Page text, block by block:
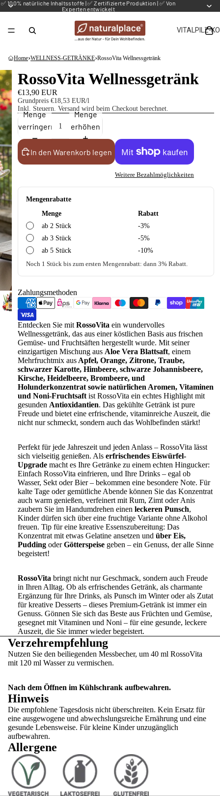
✅ 100% natürliche Inhaltsstoffe | ✅ Zertifizierte Produktion | ✅ Von
Experten entwickelt
VITALPILZ-
Home›WELLNESS-GETRÄNKE›RossoVita Wellnessgetränk
RossoVita Wellnessgetränk
€13,90 EUR
Grundpreis €18,53 EUR/l
Inkl. Steuern. Versand wird beim Checkout berechnet.
Menge
verringern
Menge
erhöhen
In den Warenkorb legen
Weitere Bezahlmöglichkeiten
Mengenrabatte
Menge
Rabatt
ab 2 Stück
-3%
ab 3 Stück
-5%
ab 5 Stück
-10%
Noch 1 Stück bis zum ersten Mengenrabatt: dann 3% Rabatt.
Zahlungsmethoden
Entdecken Sie mit RossoVita ein wundervolles
Wellnessgetränk, das aus einer köstlichen Basis aus frischen
Gemüse- und Fruchtsäften hergestellt wurde. Mit seiner
einzigartigen Mischung aus Aloe Vera Blattsaft, einem
Mehrfruchtmix aus Apfel, Orange, Zitrone, Traube,
schwarzer Karotte, Himbeere, schwarze Johannisbeere,
Kirsche, Heidelbeere, Brombeere, und
Holunderkonzentrat sowie natürlichen Aromen, Vitaminen
und Noni-Fruchtsaft ist RossoVita ein echtes Highlight mit
gesunden Antioxidantien. Das gekühlte Getränk ist pure
Freude und bietet eine erfrischende, vitaminreiche Auszeit, die
nicht nur schmeckt, sondern auch das Wohlbefinden stärkt!
Perfekt für jede Jahreszeit und jeden Anlass – RossoVita lässt
sich vielseitig genießen. Als erfrischendes Eiswürfel-
Upgrade macht es Ihre Getränke zu einem echten Hingucker:
Einfach RossoVita einfrieren, und Ihre Drinks – egal ob
Wasser, Sekt oder Bier – bekommen eine besondere Note. Für
kalte Tage oder gemütliche Abende können Sie das Konzentrat
auch warm genießen, verfeinert mit Rum, Zimt oder Anis
zaubern Sie im Handumdrehen einen leckeren Punsch,
Kinder dürfen sich über eine fruchtige Variante ohne Alkohol
freuen. Tip für eine kreative Essenszubereitung: Das
Konzentrat mit etwas Gelatine ansetzen und über Eis,
Pudding oderGötterspeise geben – ein Genuss, der alle Sinne
begeistert!
RossoVita bringt nicht nur Geschmack, sondern auch Freude
in Ihren Alltag. Ob als erfrischendes Getränk, als charmante
Ergänzung für Ihre Drinks, als Punsch im Winter oder als Zutat
für kreative Desserts – dieses Premium-Getränk ist immer ein
Genuss. Gönnen Sie sich das Beste aus Früchten und Gemüse,
gesegnet mit Vitaminen und Noni – für eine gesunde, leckere
Auszeit, die Sie immer wieder begeistert.
Verzehrempfehlung
Nutzen Sie den beiliegenden Messbecher, um 40 ml RossoVita
mit 120 ml Wasser zu vermischen.
Nach dem Öffnen im Kühlschrank aufbewahren.
Hinweis
Die empfohlene Tagesdosis nicht überschreiten. Kein Ersatz für
eine ausgewogene und abwechslungsreiche Ernährung und eine
gesunde Lebensweise. Für kleine Kinder unzugänglich
aufbewahren.
Allergene